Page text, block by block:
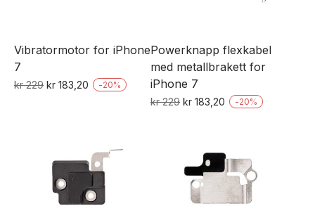
Vibratormotor for iPhone
7
kr229 Opprinnelig
kr 183,20 Nåværende
-20%
Powerknapp flexkabel
med metallbrakett for
iPhone 7
kr229 Opprinnelig
kr 183,20 Nåværende
-20%